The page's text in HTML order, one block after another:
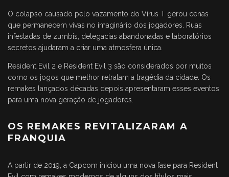
O colapso causado pelo vazamento do Vírus T gerou cenas
que permanecem vivas no imaginário dos jogadores. Ruas
infestadas de zumbis, delegacias abandonadas e laboratórios
secretos ajudaram a criar uma atmosfera única.
Resident Evil 2 e Resident Evil 3 são considerados por muitos
como os jogos que melhor retratam a tragédia da cidade. Os
remakes lançados décadas depois apresentaram esses eventos
para uma nova geração de jogadores.
OS REMAKES REVITALIZARAM A
FRANQUIA
A partir de 2019, a Capcom iniciou uma nova fase para Resident